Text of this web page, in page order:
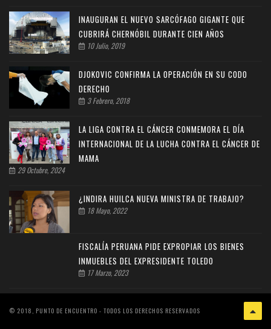
INAUGURAN EL NUEVO SARCÓFAGO GIGANTE QUE
CUBRIRÁ CHERNÓBIL DURANTE CIEN AÑOS
10 Julio, 2019
DJOKOVIC CONFIRMA LA OPERACIÓN EN SU CODO
DERECHO
3 Febrero, 2018
LA LIGA CONTRA EL CÁNCER CONMEMORA EL DÍA
INTERNACIONAL DE LA LUCHA CONTRA EL CÁNCER DE
MAMA
29 Octubre, 2024
¿INDIRA HUILCA NUEVA MINISTRA DE TRABAJO?
18 Mayo, 2022
FISCALÍA PERUANA PIDE EXPROPIAR LOS BIENES
INMUEBLES DEL EXPRESIDENTE TOLEDO
17 Marzo, 2023
© 2018, PUNTO DE ENCUENTRO - TODOS LOS DERECHOS RESERVADOS